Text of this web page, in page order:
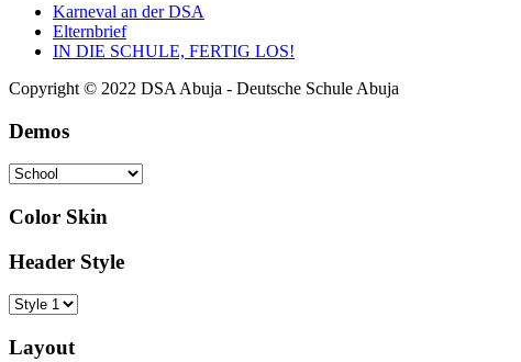
Karneval an der DSA
Elternbrief
IN DIE SCHULE, FERTIG LOS!
Copyright © 2022 DSA Abuja - Deutsche Schule Abuja
Demos
Color Skin
Header Style
Layout